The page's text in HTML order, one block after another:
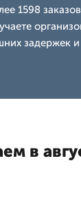
1598
задержек и
в